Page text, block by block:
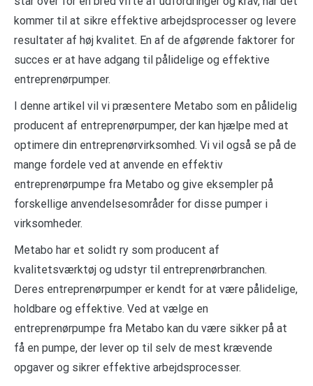
kommer til at sikre effektive arbejdsprocesser og levere
resultater af høj kvalitet. En af de afgørende faktorer for
succes er at have adgang til pålidelige og effektive
entreprenørpumper.
I denne artikel vil vi præsentere Metabo som en pålidelig
producent af entreprenørpumper, der kan hjælpe med at
optimere din entreprenørvirksomhed. Vi vil også se på de
mange fordele ved at anvende en effektiv
entreprenørpumpe fra Metabo og give eksempler på
forskellige anvendelsesområder for disse pumper i
virksomheder.
Metabo har et solidt ry som producent af
kvalitetsværktøj og udstyr til entreprenørbranchen.
Deres entreprenørpumper er kendt for at være pålidelige,
holdbare og effektive. Ved at vælge en
entreprenørpumpe fra Metabo kan du være sikker på at
få en pumpe, der lever op til selv de mest krævende
opgaver og sikrer effektive arbejdsprocesser.